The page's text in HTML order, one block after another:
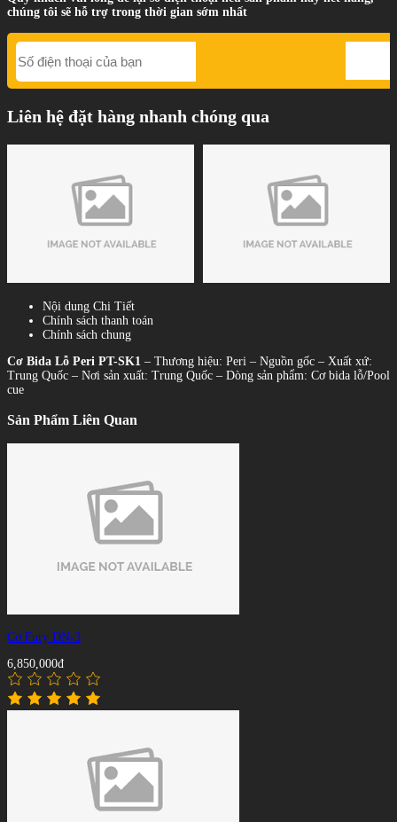
chúng tôi sẽ hỗ trợ trong thời gian sớm nhất
Liên hệ đặt hàng nhanh chóng qua
Nội dung Chi Tiết
Chính sách thanh toán
Chính sách chung
Cơ Bida Lỗ Peri PT-SK1 – Thương hiệu: Peri – Nguồn gốc – Xuất xứ:
Trung Quốc – Nơi sản xuất: Trung Quốc – Dòng sản phẩm: Cơ bida lỗ/Pool
cue
Sản Phẩm Liên Quan
Cơ Fury DN-3
6,850,000đ